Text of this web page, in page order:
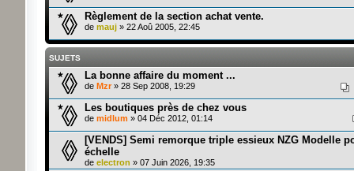
Règlement de la section achat vente.
de mauj» 22 Aoû 2005, 22:45
SUJETS
La bonne affaire du moment ...
de Mzr» 28 Sep 2008, 19:29
Les boutiques près de chez vous
de midlum » 04 Déc 2012, 01:14
[VENDS] Semi remorque triple essieux NZG Modelle
échelle
de electron » 07 Juin 2026, 19:35